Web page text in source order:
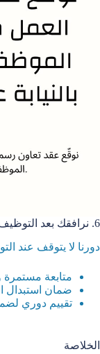
6. نرافقك بعد التوظيف
دورنا لا يتوقف عند
متابعة مستمرة
ضمان استبدال
تقييم دوري
الخلاصة